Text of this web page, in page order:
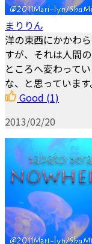
まりりん
洋の東西にかかわ
すが、それは人間
ところへ変わって
な、と思っていま
Good (1)
2013/02/20